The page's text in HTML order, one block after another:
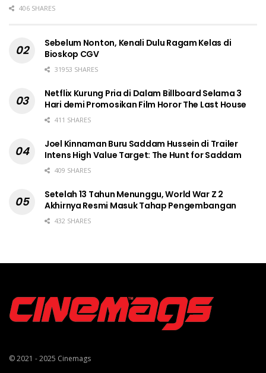
406 SHARES
Sebelum Nonton, Kenali Dulu Ragam Kelas di
Bioskop CGV
31953 SHARES
Netflix Kurung Pria di Dalam Billboard Selama 3
Hari demi Promosikan Film Horor The Last House
411 SHARES
Joel Kinnaman Buru Saddam Hussein di Trailer
Intens High Value Target: The Hunt for Saddam
409 SHARES
Setelah 13 Tahun Menunggu, World War Z 2
Akhirnya Resmi Masuk Tahap Pengembangan
432 SHARES
© 2021 - 2025 Cinemags